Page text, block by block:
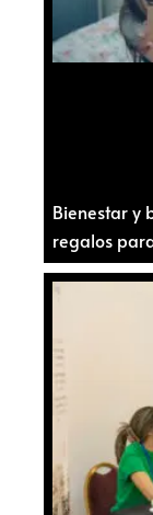
Bienestar y
regalos